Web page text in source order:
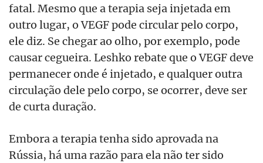
fatal. Mesmo que a terapia seja injetada em
outro lugar, o VEGF pode circular pelo corpo,
ele diz. Se chegar ao olho, por exemplo, pode
causar cegueira. Leshko rebate que o VEGF deve
permanecer onde é injetado, e qualquer outra
circulação dele pelo corpo, se ocorrer, deve ser
de curta duração.
Embora a terapia tenha sido aprovada na
Rússia, há uma razão para ela não ter sido